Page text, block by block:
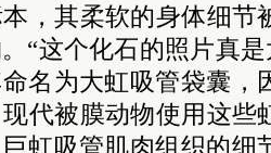
，其柔软的身体细节
“这个化石的照片真是
名为大虹吸管袋囊，
代被膜动物使用这些
虹吸管肌肉组织的细